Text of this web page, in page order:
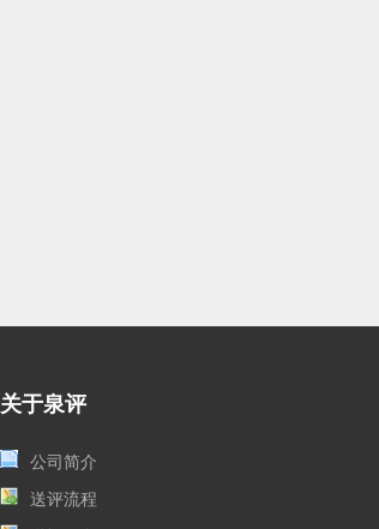
关于泉评
公司简介
送评流程